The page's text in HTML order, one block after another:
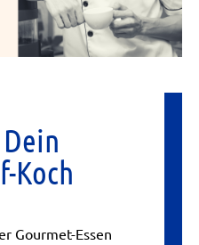
Koch
Gourmet-Essen